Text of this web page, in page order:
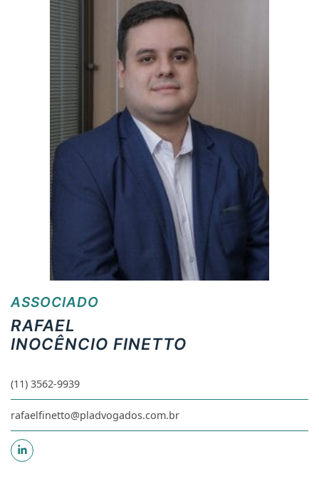
ASSOCIADO
RAFAEL
INOCÊNCIO FINETTO
(11) 3562-9939
rafaelfinetto@pladvogados.com.br